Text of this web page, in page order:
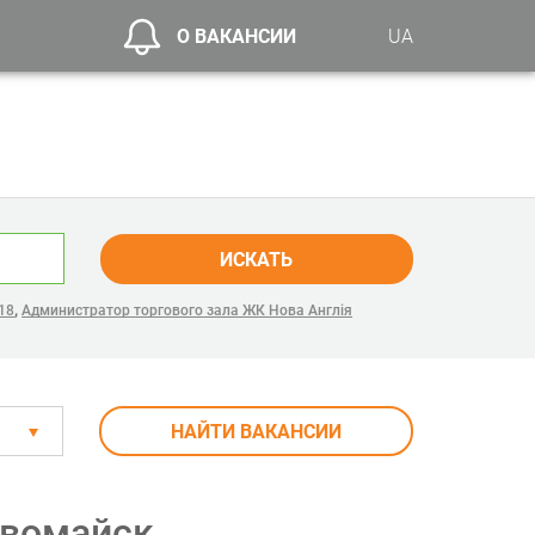
О ВАКАНСИИ UA
ИСКАТЬ
, Администратор торгового зала ЖК Нова Англія
НАЙТИ ВАКАНСИИ